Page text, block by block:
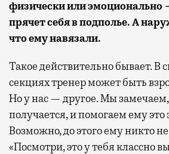
физически или эмоционально
прячет себя в подполье. А
что ему навязали.
Такое действительно бывает. В
секциях тренер может быть
Но у нас — другое. Мы
получается, и помогаем ему это
Возможно, до этого ему никто
«Посмотри, это у тебя классно